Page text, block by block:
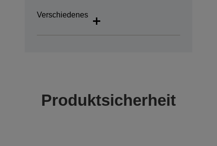
Verschiedenes
Produktsicherheit